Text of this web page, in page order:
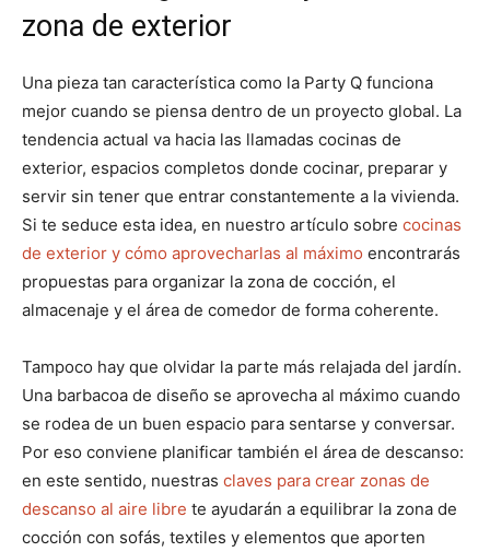
zona de exterior
Una pieza tan característica como la Party Q funciona
mejor cuando se piensa dentro de un proyecto global. La
tendencia actual va hacia las llamadas cocinas de
exterior, espacios completos donde cocinar, preparar y
servir sin tener que entrar constantemente a la vivienda.
Si te seduce esta idea, en nuestro artículo sobre cocinas
de exterior y cómo aprovecharlas al máximo encontrarás
propuestas para organizar la zona de cocción, el
almacenaje y el área de comedor de forma coherente.
Tampoco hay que olvidar la parte más relajada del jardín.
Una barbacoa de diseño se aprovecha al máximo cuando
se rodea de un buen espacio para sentarse y conversar.
Por eso conviene planificar también el área de descanso:
en este sentido, nuestras claves para crear zonas de
descanso al aire libre te ayudarán a equilibrar la zona de
cocción con sofás, textiles y elementos que aporten